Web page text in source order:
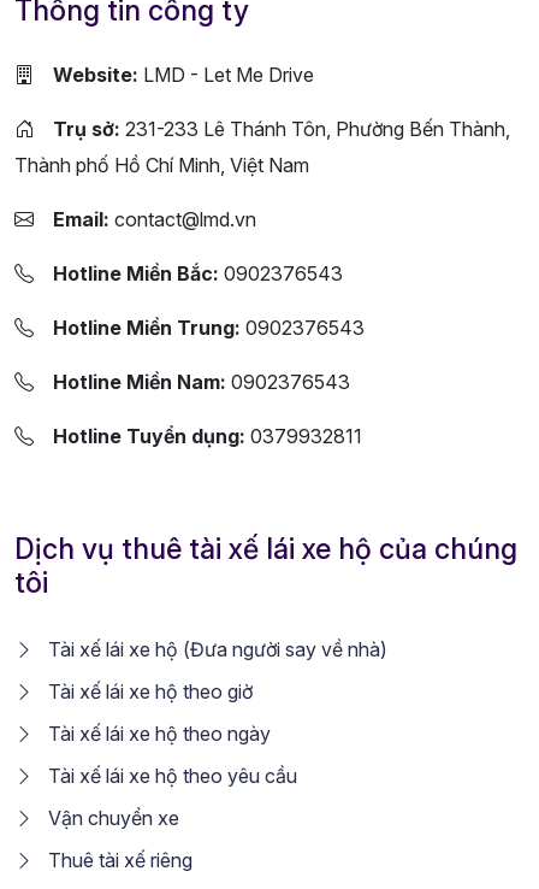
Thông tin công ty
Website: LMD - Let Me Drive
Trụ sở: 231-233 Lê Thánh Tôn, Phường Bến Thành,
Thành phố Hồ Chí Minh, Việt Nam
Email: contact@lmd.vn
Hotline Miền Bắc: 0902376543
Hotline Miền Trung: 0902376543
Hotline Miền Nam: 0902376543
Hotline Tuyển dụng: 0379932811
Dịch vụ thuê tài xế lái xe hộ của chúng
tôi
Tài xế lái xe hộ (Đưa người say về nhà)
Tài xế lái xe hộ theo giờ
Tài xế lái xe hộ theo ngày
Tài xế lái xe hộ theo yêu cầu
Vận chuyển xe
Thuê tài xế riêng